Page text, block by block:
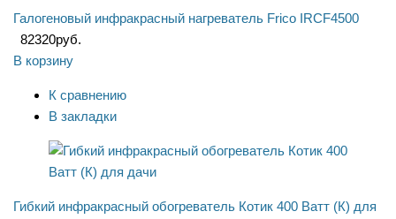
Галогеновый инфракрасный нагреватель Frico IRCF4500
82320руб.
В корзину
К сравнению
В закладки
Гибкий инфракрасный обогреватель Котик 400 Ватт (К) для